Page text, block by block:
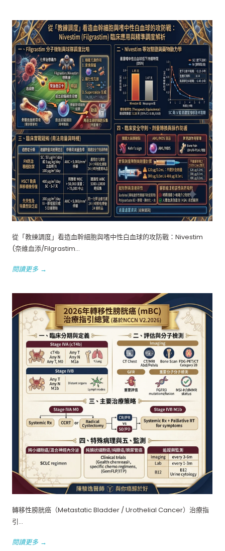
從「教練調度」看造血幹細胞與嗜中性白血球的攻防戰：Nivestim
(奈維血添/Filgrastim...
閱讀更多 →
轉移性膀胱癌（Metastatic Bladder / Urothelial Cancer）治療指
引...
閱讀更多 →